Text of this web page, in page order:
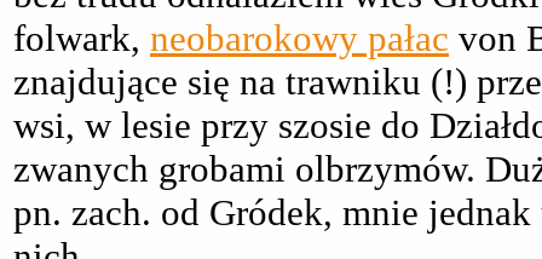
folwark, neobarokowy pałac von
znajdujące się na trawniku (!)
wsi, w lesie przy szosie do
zwanych grobami olbrzymów.
pn. zach. od Gródek, mnie